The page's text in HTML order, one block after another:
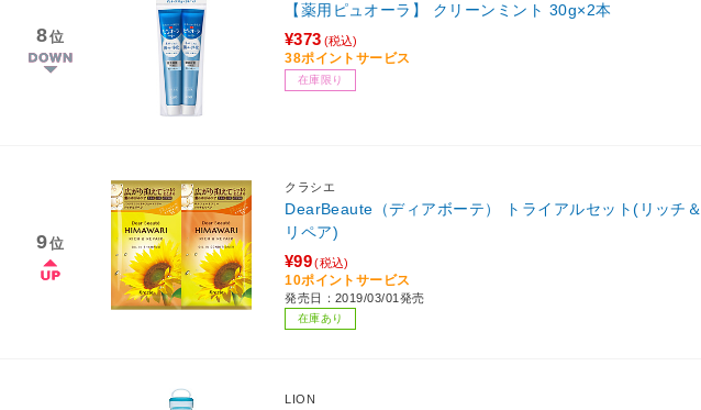
8位
【薬用ピュオーラ】 クリーンミント 30g×2本
¥373 (税込)
38ポイントサービス
在庫限り
9位
クラシエ
DearBeaute（ディアボーテ） トライアルセット(リッチ＆
リペア)
¥99(税込)
10ポイントサービス
発売日：2019/03/01発売
在庫あり
LION